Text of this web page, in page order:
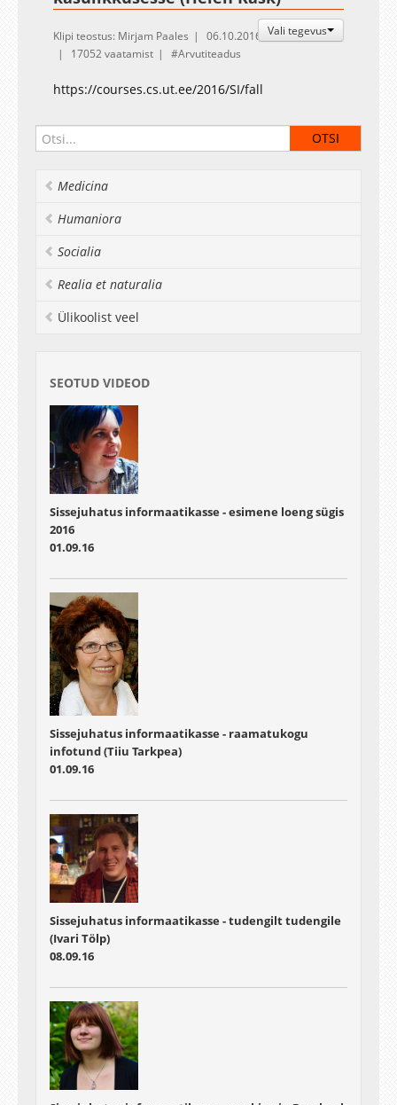
Vali tegevus
Klipi teostus: Mirjam Paales
06.10.2016
17052 vaatamist
Arvutiteadus
https://courses.cs.ut.ee/2016/SI/fall
Medicina
Humaniora
Socialia
Realia et naturalia
Ülikoolist veel
SEOTUD VIDEOD
Sissejuhatus informaatikasse - esimene loeng sügis
2016
01.09.16
Sissejuhatus informaatikasse - raamatukogu
infotund (Tiiu Tarkpea)
01.09.16
Sissejuhatus informaatikasse - tudengilt tudengile
(Ivari Tölp)
08.09.16